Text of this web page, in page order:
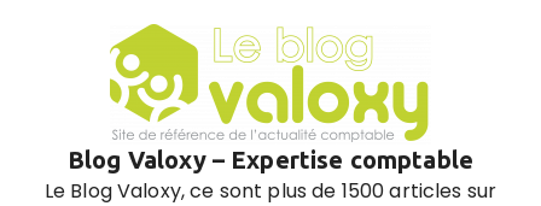
Blog Valoxy – Expertise comptable
Le Blog Valoxy, ce sont plus de 1500 articles sur